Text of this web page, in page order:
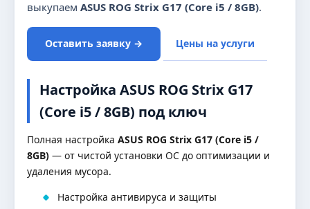
выкупаем ASUS ROG Strix G17 (Core i5 / 8GB).
Оставить заявку → Цены на услуги
Настройка ASUS ROG Strix G17
(Core i5 / 8GB) под ключ
Полная настройка ASUS ROG Strix G17 (Core i5 /
8GB) — от чистой установки ОС до оптимизации и
удаления мусора.
Настройка антивируса и защиты